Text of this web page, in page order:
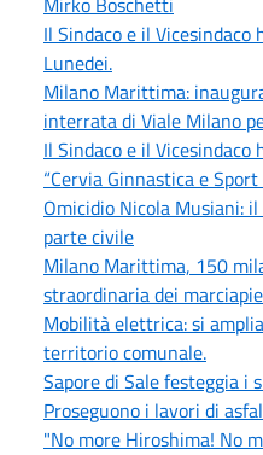
Il Sindaco e il
Lunedei.
Milano Marittima:
interrata di Viale Milano
Il Sindaco e il
“Cervia Ginnastica e
Omicidio Nicola Musiani:
parte civile
Milano Marittima, 150
straordinaria dei
Mobilità elettrica: si
territorio comunale.
Sapore di Sale festeggia i
Proseguono i lavori di
"No more Hiroshima! No